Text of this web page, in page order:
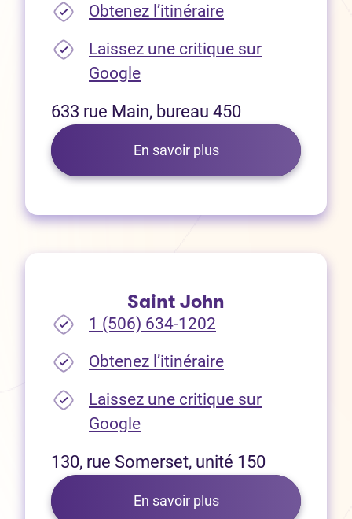
Obtenez l’itinéraire(Ouvre dans un
Laissez une critique sur
Google(Ouvre dans un nouvel
633 rue Main, bureau 450
En savoir plus
Saint John
1 (506) 634-1202
Obtenez l’itinéraire(Ouvre dans un
Laissez une critique sur
Google(Ouvre dans un nouvel
130, rue Somerset, unité 150
En savoir plus